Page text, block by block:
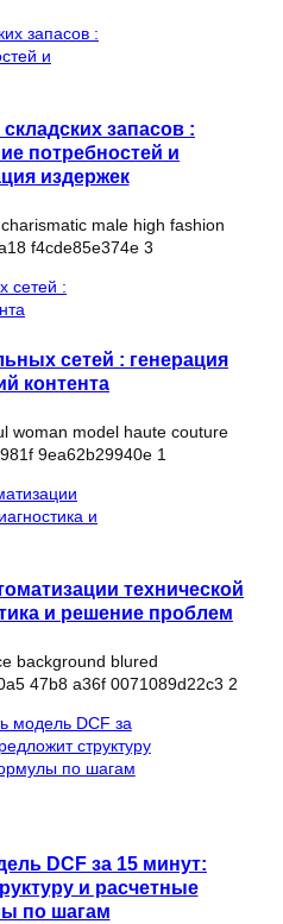
запасов :
потребностей и
издержек
сетей : генерация
контента
технической
и решение проблем
DCF за 15 минут:
и расчетные
по шагам